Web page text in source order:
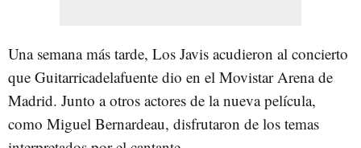
Una semana más tarde, Los Javis acudieron al concierto
que Guitarricadelafuente dio en el Movistar Arena de
Madrid. Junto a otros actores de la nueva película,
como Miguel Bernardeau, disfrutaron de los temas